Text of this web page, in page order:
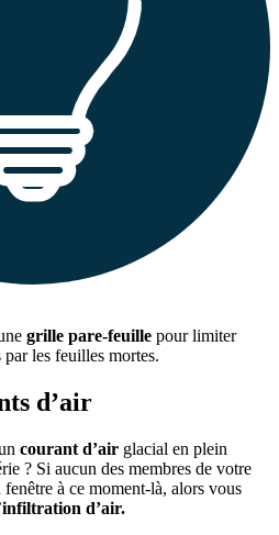
grille pare-feuille pour limiter
les feuilles mortes.
d’air
courant d’air glacial en plein
? Si aucun des membres de votre
à ce moment-là, alors vous
infiltration d’air.